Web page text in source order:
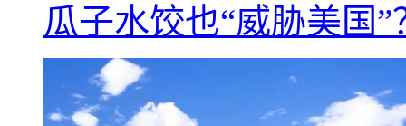
瓜子水饺也“威胁美国”